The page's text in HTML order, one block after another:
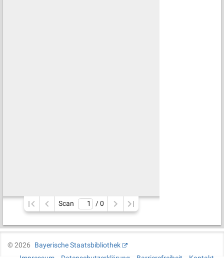
Scan / 0
©2026
Bayerische Staatsbibliothek